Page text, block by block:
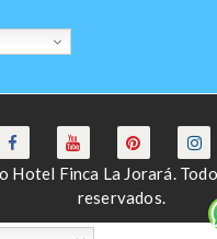
Hotel Finca La Jorará.
reservados.